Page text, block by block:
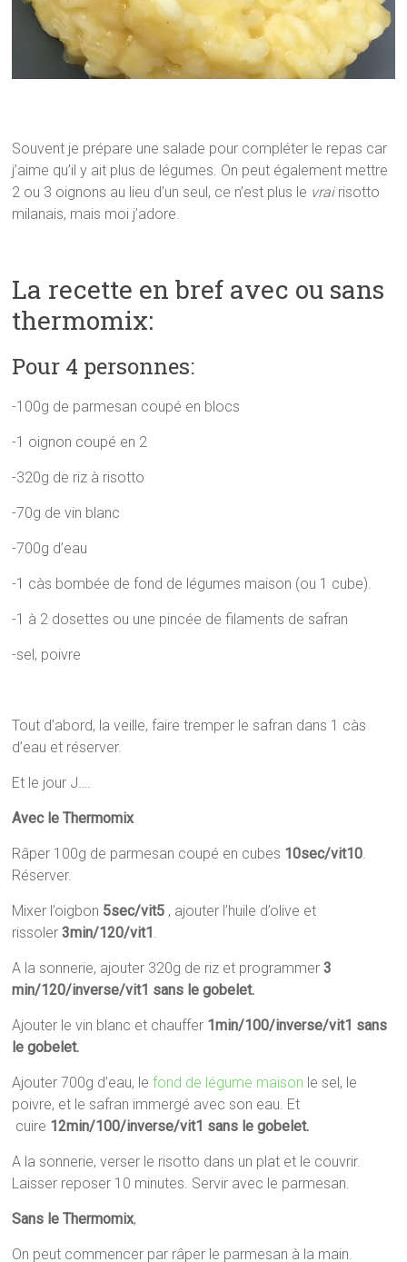
Souvent je prépare une salade pour compléter le repas car
j’aime qu’il y ait plus de légumes. On peut également mettre
2 ou 3 oignons au lieu d’un seul, ce n’est plus le vrairisotto
milanais, mais moi j’adore.
La recette en bref avec ou sans
thermomix:
Pour 4 personnes:
-100g de parmesan coupé en blocs
-1 oignon coupé en 2
-320g de riz à risotto
-70g de vin blanc
-700g d’eau
-1 càs bombée de fond de légumes maison (ou 1 cube).
-1 à 2 dosettes ou une pincée de filaments de safran
-sel, poivre
Tout d’abord, la veille, faire tremper le safran dans 1 càs
d’eau et réserver.
Et le jour J….
Avec le Thermomix
Râper 100g de parmesan coupé en cubes 10sec/vit10
Réserver.
Mixer l’oigbon 5sec/vit5 , ajouter l’huile d’olive et
rissoler3min/120/vit1
A la sonnerie, ajouter 320g de riz et programmer3
min/120/inverse/vit1 sans le gobelet.
Ajouter le vin blanc et chauffer 1min/100/inverse/vit1 sans
le gobelet.
Ajouter 700g d’eau, lefond de légume maison le sel, le
poivre, et le safran immergé avec son eau. Et
cuire 12min/100/inverse/vit1 sans le gobelet.
A la sonnerie, verser le risotto dans un plat et le couvrir.
Laisser reposer 10 minutes. Servir avec le parmesan.
Sans le Thermomix,
On peut commencer par râper le parmesan à la main.